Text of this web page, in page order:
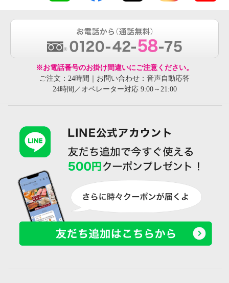
※お電話番号のお掛け間違いにご注意ください。
ご注文：24時間｜お問い合わせ：音声自動応答
24時間／オペレーター対応 9:00～21:00